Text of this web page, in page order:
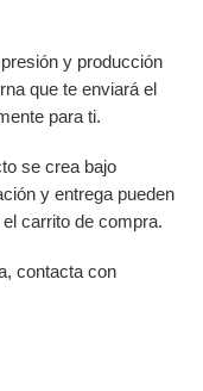
y producción
que te enviará el
para ti.
se crea bajo
y entrega pueden
carrito de compra.
contacta con